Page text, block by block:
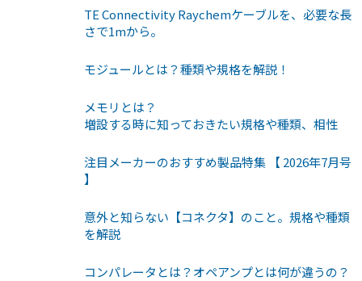
TE Connectivity Raychemケーブルを、必要な長
さで1mから。
モジュールとは？種類や規格を解説！
メモリとは？
増設する時に知っておきたい規格や種類、相性
注目メーカーのおすすめ製品特集 【 2026年7月号
】
意外と知らない【コネクタ】のこと。規格や種類
を解説
コンパレータとは？オペアンプとは何が違うの？